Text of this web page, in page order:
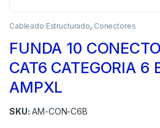
Cableado Estructurado, Conectores
FUNDA 10
CAT6 CATEGORIA 6
AMPXL
SKU: AM-CON-C6B